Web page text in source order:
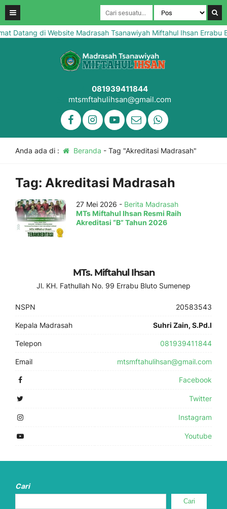
Datang di Website Madrasah Tsanawiyah Miftahul Ihsan Errabu
081939411844
mtsmftahulihsan@gmail.com
Anda ada di : Beranda - Tag "Akreditasi Madrasah"
Tag: Akreditasi Madrasah
27 Mei 2026 - Berita Madrasah
MTs Miftahul Ihsan Resmi Raih
Akreditasi “B” Tahun 2026
MTs. Miftahul Ihsan
Jl. KH. Fathullah No. 99 Errabu Bluto Sumenep
NSPN 20583543
Kepala Madrasah Suhri Zain, S.Pd.I
Telepon 081939411844
Email mtsmftahulihsan@gmail.com
Facebook
Twitter
Instagram
Youtube
Cari
Cari